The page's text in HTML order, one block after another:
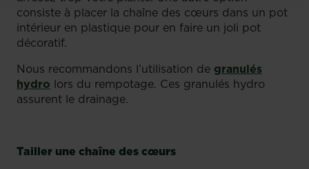
consiste à placer la chaîne des cœurs dans un pot
intérieur en plastique pour en faire un joli pot
décoratif.
Nous recommandons l’utilisation de granulés
hydro lors du rempotage. Ces granulés hydro
assurent le drainage.
Tailler une chaîne des cœurs